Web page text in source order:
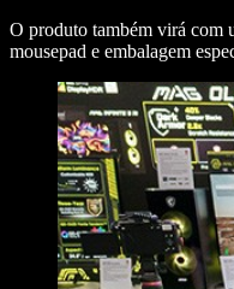
O produto também virá com
mousepad e embalagem